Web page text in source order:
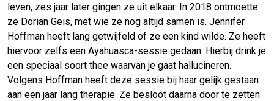
leven, zes jaar later gingen ze uit elkaar. In 2018 ontmoette
ze Dorian Geis, met wie ze nog altijd samen is. Jennifer
Hoffman heeft lang getwijfeld of ze een kind wilde. Ze heeft
hiervoor zelfs een Ayahuasca-sessie gedaan. Hierbij drink je
een speciaal soort thee waarvan je gaat hallucineren.
Volgens Hoffman heeft deze sessie bij haar gelijk gestaan
aan een jaar lang therapie. Ze besloot daarna door te zetten